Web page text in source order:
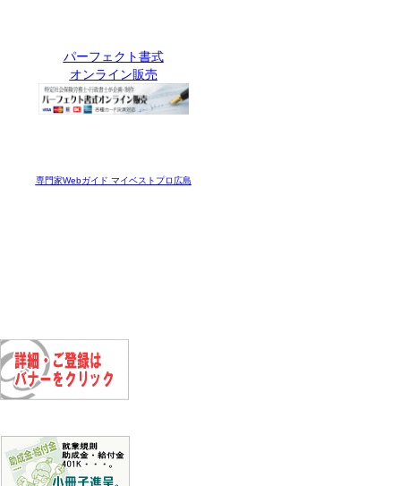
パーフェクト書式
オンライン販売
専門家Webガイド マイベストプロ広島